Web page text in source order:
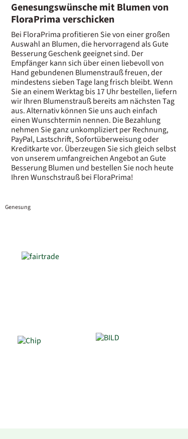
Genesungswünsche mit Blumen von
FloraPrima verschicken
Bei FloraPrima profitieren Sie von einer großen
Auswahl an Blumen, die hervorragend als Gute
Besserung Geschenk geeignet sind. Der
Empfänger kann sich über einen liebevoll von
Hand gebundenen Blumenstrauß freuen, der
mindestens sieben Tage lang frisch bleibt. Wenn
Sie an einem Werktag bis 17 Uhr bestellen, liefern
wir Ihren Blumenstrauß bereits am nächsten Tag
aus. Alternativ können Sie uns auch einfach
einen Wunschtermin nennen. Die Bezahlung
nehmen Sie ganz unkompliziert per Rechnung,
PayPal, Lastschrift, Sofortüberweisung oder
Kreditkarte vor. Überzeugen Sie sich gleich selbst
von unserem umfangreichen Angebot an Gute
Besserung Blumen und bestellen Sie noch heute
Ihren Wunschstrauß bei FloraPrima!
Genesung